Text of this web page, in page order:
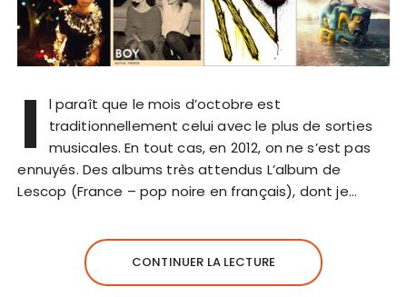
I
l paraît que le mois d’octobre est
traditionnellement celui avec le plus de sorties
musicales. En tout cas, en 2012, on ne s’est pas
ennuyés. Des albums très attendus L’album de
Lescop (France – pop noire en français), dont je…
CONTINUER LA LECTURE